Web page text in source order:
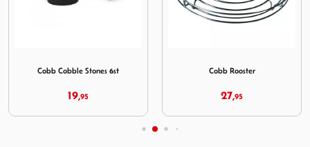
Cobb Cobble Stones 6st
19,95
Cobb Rooster
27,95